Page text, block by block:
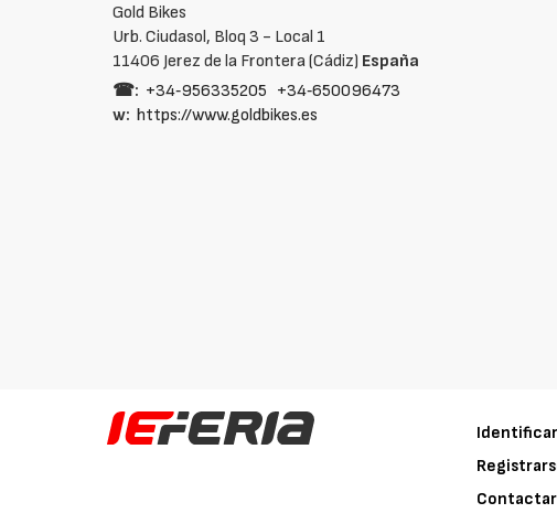
Gold Bikes
Urb. Ciudasol, Bloq 3 - Local 1
11406 Jerez de la Frontera (Cádiz) España
☎: +34‑956335205 +34‑650096473
w:https://www.goldbikes.es
Contactar